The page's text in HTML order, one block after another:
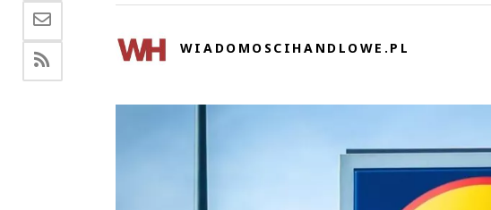
WIADOMOSCIHANDLOWE.PL